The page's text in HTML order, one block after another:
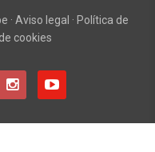
· Aviso legal · Política de
cookies